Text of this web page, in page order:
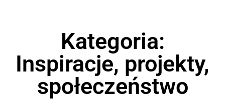
Kategoria:
Inspiracje, projekty,
społeczeństwo